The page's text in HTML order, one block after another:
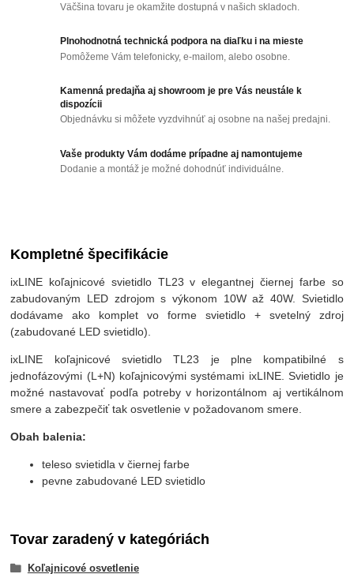
Väčšina tovaru je okamžite dostupná v našich skladoch.
Plnohodnotná technická podpora na diaľku i na mieste
Pomôžeme Vám telefonicky, e-mailom, alebo osobne.
Kamenná predajňa aj showroom je pre Vás neustále k
dispozícii
Objednávku si môžete vyzdvihnúť aj osobne na našej predajni.
Vaše produkty Vám dodáme prípadne aj namontujeme
Dodanie a montáž je možné dohodnúť individuálne.
Kompletné špecifikácie
ixLINE koľajnicové svietidlo TL23 v elegantnej čiernej farbe so
zabudovaným LED zdrojom s výkonom 10W až 40W. Svietidlo
dodávame ako komplet vo forme svietidlo + svetelný zdroj
(zabudované LED svietidlo).
ixLINE koľajnicové svietidlo TL23 je plne kompatibilné s
jednofázovými (L+N) koľajnicovými systémami ixLINE. Svietidlo je
možné nastavovať podľa potreby v horizontálnom aj vertikálnom
smere a zabezpečiť tak osvetlenie v požadovanom smere.
Obah balenia:
teleso svietidla v čiernej farbe
pevne zabudované LED svietidlo
Tovar zaradený v kategóriách
Koľajnicové osvetlenie